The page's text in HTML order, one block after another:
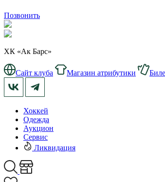
Позвонить
ХК «Ак Барс»
Сайт клуба Магазин атрибутики
Хоккей
Одежда
Аукцион
Сервис
Ликвидация